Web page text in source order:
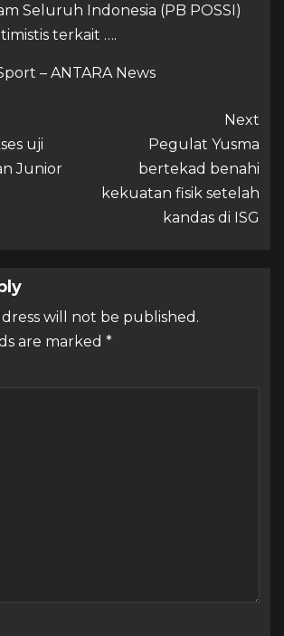
Seluruh Indonesia (PB POSSI)
terkait ….
– ANTARA News
uji
Junior
Next
Pegulat Yusma
bertekad benahi
kekuatan fisik setelah
kandas di ISG
will not be published.
are marked *